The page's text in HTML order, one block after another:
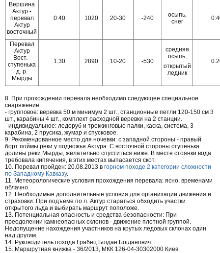
Вершина
Актур -
перевал
Актур
восточный
0:40 1020 20-30 -240
осыпь,
снег
Перевал
Актур
Вост. -
ступенька
д. р.
Мырды
1:30 2890 10-20 -530
средняя
осыпь,
открытый
ледник
8. При прохождении перевала необходимо следующее специальное
снаряжение:
- групповое: веревка 50 м минимум 2 шт., станционные петли 120-150 см 3
шт., карабины 4 шт., комплект расходной веревки на 2 станции.
- индивидуальное: ледоруб и треккинговые палки, каска, система, 3
карабина, 2 прусика, жумар и спусковое.
9. Рекомендованное место для ночевки: с западной стороны - правый
борт поймы реки у подножья Актура. С восточной стороны ступенька
долины реки Мырды, желательно спуститься ниже. В месте стоянки вода
требовала кипячения, в этих местах выпасается скот.
10. Перевал пройден: 20.08.2013 в горном походе 2 категории сложности
по Западному Кавказу.
11. Метеорологические условия прохождения перевала: ясно, временами
облачно.
12. Необходимые дополнительные условия для организации движения и
страховки: При подъеме по л. Актур стараться обходить участки
открытого льда и выбирать маршрут поположе.
13. Потенциальная опасность и средства безопасности: При
преодолении камнеопасных склонов - движение плотной группой.
Недопущение нахождения участников на крутых ледовых склонах один
над другим.
14. Руководитель похода Грабец Богдан Богданович.
15. Маршрутная книжка - 36/2013, МКК 126-04-30302000 Киев.